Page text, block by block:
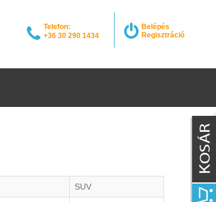
Belépés
Regisztráció
Telefon:
+36 30 290 1434
SUV